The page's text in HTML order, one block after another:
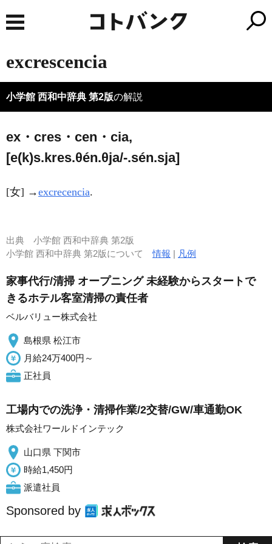
excrescencia
小学館 西和中辞典 第2版の解説
ex・cres・cen・cia,
[e(k)s.kres.θén.θja/-.sén.sja]
[女] →excrecencia.
出典 小学館 西和中辞典 第2版
小学館 西和中辞典 第2版について情報 | 凡例
家事代行/清掃 オープニング 未経験からスタートで
きるホテル客室清掃の責任者
ベルバリュー株式会社
島根県 松江市
月給24万400円～
正社員
工場内での洗浄・清掃作業/2交替/GW/車通勤OK
株式会社ワールドインテック
山口県 下関市
時給1,450円
派遣社員
Sponsored by